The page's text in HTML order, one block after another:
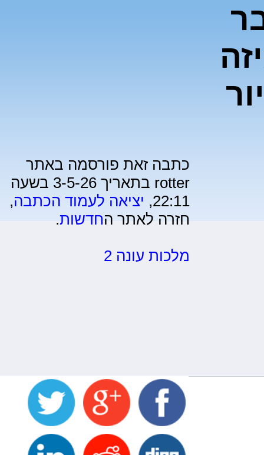
כתבה זאת פורסמה באתר
rotter בתאריך 3-5-26 בשעה
22:11, יציאה לעמוד הכתבה,
חזרה לאתר החדשות.
מלכות עונה 2